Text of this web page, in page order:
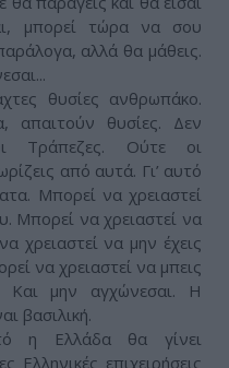
μπορεί τώρα να σου
αλλά θα μάθεις.
θυσίες ανθρωπάκο.
απαιτούν θυσίες. Δεν
Τράπεζες. Ούτε οι
από αυτά. Γι’ αυτό
Μπορεί να χρειαστεί
Μπορεί να χρειαστεί να
χρειαστεί να μην έχεις
να χρειαστεί να μπεις
Και μην αγχώνεσαι. Η
βασιλική.
η Ελλάδα θα γίνει
Ελληνικές επιχειρήσεις